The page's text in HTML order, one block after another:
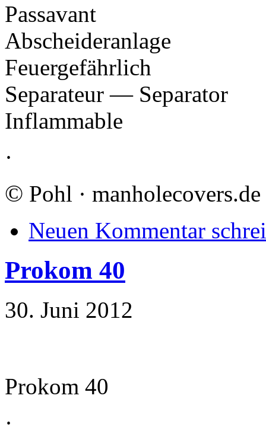
Passavant
Abscheideranlage
Feuergefährlich
Separateur — Separator
Inflammable
·
© Pohl · manholecovers.de
Neuen Kommentar
Prokom 40
30. Juni 2012
Prokom 40
·